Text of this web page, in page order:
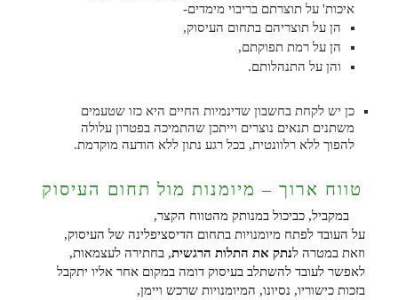
איכות' על תוצרתם בריבוי מימדים-
הן על תוצריהם בתחום העיסוק,
הן על רמת תפוקתם,
והן על התנהלותם.
כן יש לקחת בחשבון שדינמיות החיים היא כזו שטעמים
משתנים תנאים נוצרים וייתכן שהתמיכה בפטרון עלולה
להפוך ללא רלוונטית, בכל רגע נתון ללא הודעה מוקדמת.
טווח ארוך – מיומנות מול תחום העיסוק
במקביל, כביכול במנותק מהטווח הקצר,
על העובד לפתח מיומנויות בתחום הדיסציפלינה של העיסוק,
וזאת במטרה לנתק את התלות הרגשית, בחתירה לעצמאות,
לאפשר לעובד להשתלב בעיסוק דומה במקום אחר אליו יתקבל
בזכות כישוריו, נסיונו, המיומנויות שרכש ויימן,